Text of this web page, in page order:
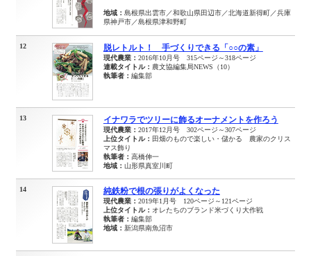
地域： 島根県出雲市／和歌山県田辺市／北海道新得町／兵庫
県神戸市／島根県津和野町
12 脱レトルト！ 手づくりできる「○○の素」
現代農業： 2016年10月号 315ページ～318ページ
連載タイトル： 農文協編集局NEWS（10）
執筆者： 編集部
13 イナワラでツリーに飾るオーナメントを作ろう
現代農業： 2017年12月号 302ページ～307ページ
上位タイトル： 田畑のもので楽しい・儲かる 農家のクリス
マス飾り
執筆者： 高橋伸一
地域： 山形県真室川町
14 純鉄粉で根の張りがよくなった
現代農業： 2019年1月号 120ページ～121ページ
上位タイトル： オレたちのブランド米づくり大作戦
執筆者： 編集部
地域： 新潟県南魚沼市